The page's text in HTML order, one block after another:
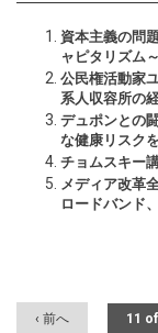
資本主義の問
ャピタリズム
公民権活動家
系人収容所の
デュポンとの
な健康リスク
チョムスキー
メディア改革
ロードバンド
‹ 前へ 11